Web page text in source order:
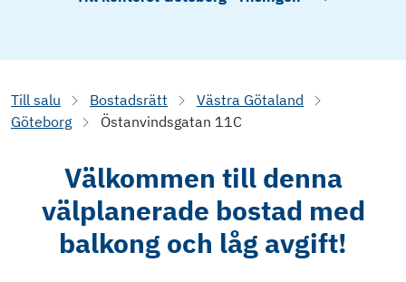
Till salu Bostadsrätt
Västra Götaland
Göteborg
Östanvindsgatan 11C
Välkommen till denna
välplanerade bostad med
balkong och låg avgift!